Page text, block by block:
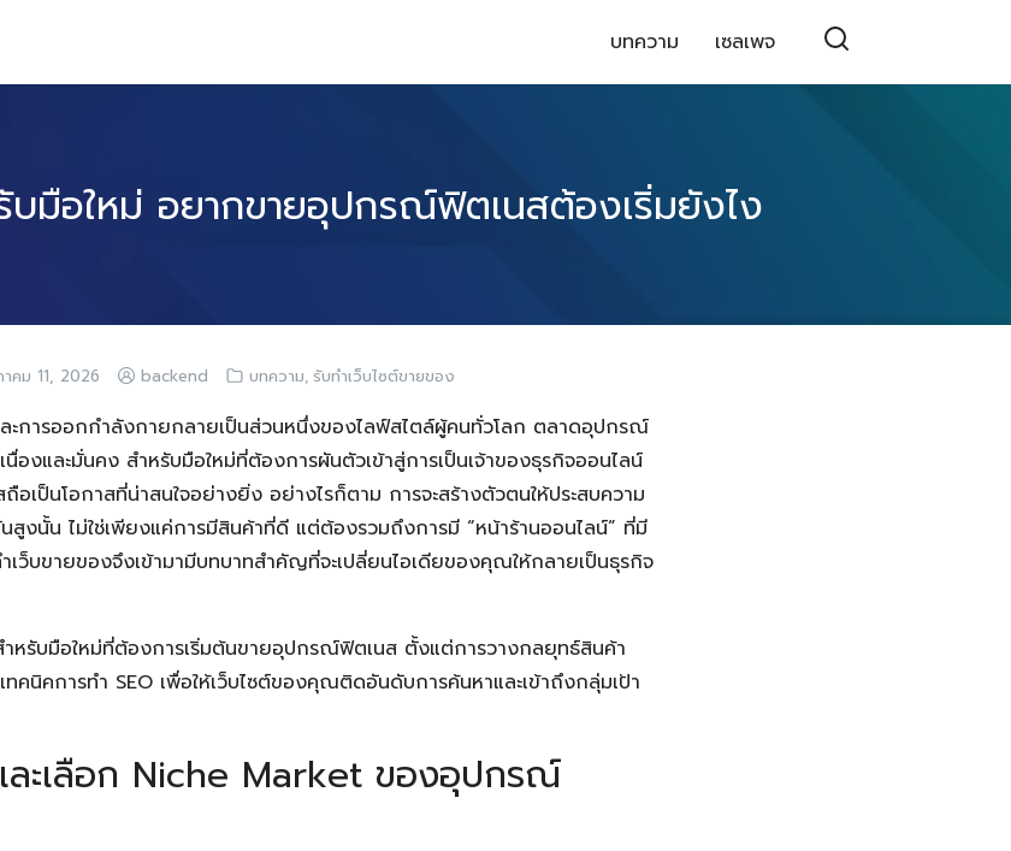
บทความ เซลเพจ
บมือใหม่ อยากขายอุปกรณ์ฟิตเนสต้องเริ่มยังไง
คม 11, 2026 backend บทความ, รับทำเว็บไซต์ขายของ
ะการออกกำลังกายกลายเป็นส่วนหนึ่งของไลฟ์สไตล์ผู้คนทั่วโลก ตลาดอุปกรณ์
องและมั่นคง สำหรับมือใหม่ที่ต้องการผันตัวเข้าสู่การเป็นเจ้าของธุรกิจออนไลน์
เป็นโอกาสที่น่าสนใจอย่างยิ่ง อย่างไรก็ตาม การจะสร้างตัวตนให้ประสบความ
สูงนั้น ไม่ใช่เพียงแค่การมีสินค้าที่ดี แต่ต้องรวมถึงการมี “หน้าร้านออนไลน์” ที่มี
เว็บขายของจึงเข้ามามีบทบาทสำคัญที่จะเปลี่ยนไอเดียของคุณให้กลายเป็นธุรกิจ
ำหรับมือใหม่ที่ต้องการเริ่มต้นขายอุปกรณ์ฟิตเนส ตั้งแต่การวางกลยุทธ์สินค้า
คนิคการทำ SEO เพื่อให้เว็บไซต์ของคุณติดอันดับการค้นหาและเข้าถึงกลุ่มเป้า
และเลือก Niche Market ของอุปกรณ์